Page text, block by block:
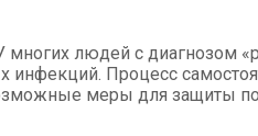
многих людей с диагнозом
Процесс
меры для защиты